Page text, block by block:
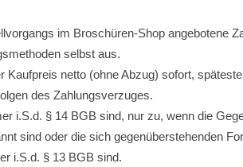
im Broschüren-Shop angebotene
selbst aus.
netto (ohne Abzug) sofort,
des Zahlungsverzuges.
i.S.d. § 14 BGB sind, nur zu, wenn die
sind oder die sich gegenüberstehenden
i.S.d. § 13 BGB sind.